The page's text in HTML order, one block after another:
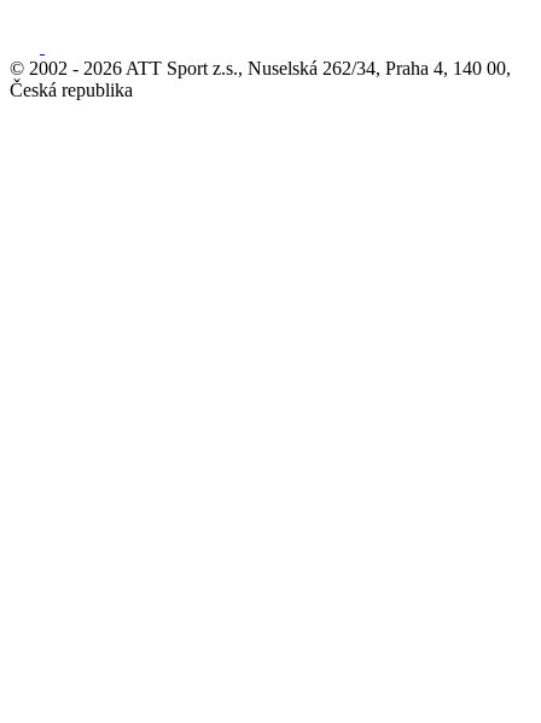
© 2002 - 2026 ATT Sport z.s., Nuselská 262/34, Praha 4, 140 00,
Česká republika